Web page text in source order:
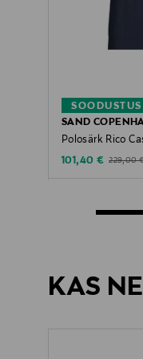
SAND
Polosärk Rico
Discounted Price
101,40 € Original
229,00
KAS